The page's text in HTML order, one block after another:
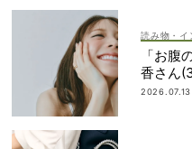
読み物・イ
「お腹
香さん
「愛し
2026.07.13